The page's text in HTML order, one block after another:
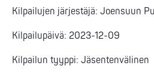
Kilpailujen järjestäjä: Joensuun
Kilpailupäivä: 2023-12-09
Kilpailun tyyppi: Jäsentenvälinen